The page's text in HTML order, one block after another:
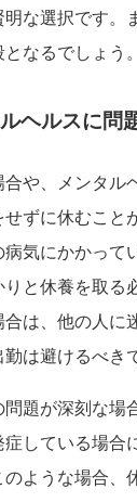
な選択です。
なるでしょう。
ヘルスに問
や、メンタル
ずに休むこと
気にかかって
と休養を取る
は、他の人に
は避けるべき
題が深刻な場
している場合
ような場合、